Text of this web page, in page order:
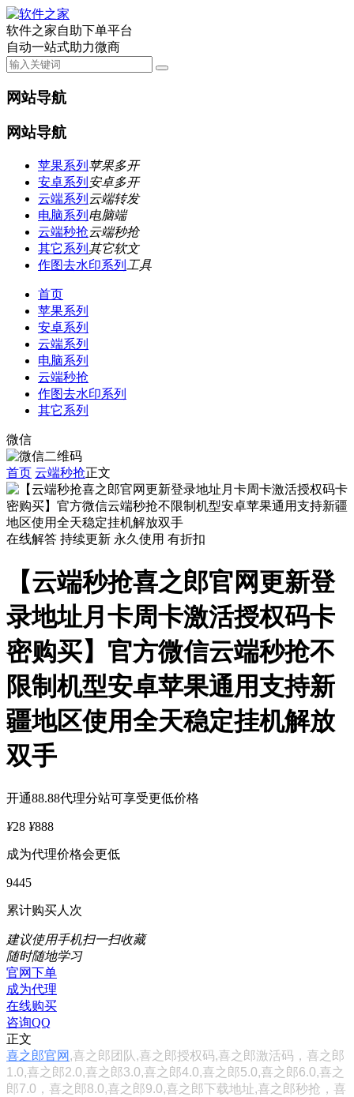
软件之家自助下单平台
自动一站式助力微商
网站导航
网站导航
苹果系列 苹果多开
安卓系列 安卓多开
云端系列 云端转发
电脑系列 电脑端
云端秒抢云端秒抢
其它系列 其它软文
作图去水印系列 工具
首页
苹果系列
安卓系列
云端系列
电脑系列
云端秒抢
作图去水印系列
其它系列
微信
首页 云端秒抢正文
在线解答 持续更新 永久使用 有折扣
【云端秒抢喜之郎官网更新登
录地址月卡周卡激活授权码卡
密购买】官方微信云端秒抢不
限制机型安卓苹果通用支持新
疆地区使用全天稳定挂机解放
双手
开通88.88代理分站可享受更低价格
¥28 ¥888
成为代理价格会更低
9445
累计购买人次
建议使用手机扫一扫收藏
随时随地学习
官网下单
成为代理
在线购买
咨询QQ
正文
喜之郎官网 ,喜之郎团队,喜之郎授权码,喜之郎激活码，喜之郎
1.0,喜之郎2.0,喜之郎3.0,喜之郎4.0,喜之郎5.0,喜之郎6.0,喜之
郎7.0，喜之郎8.0,喜之郎9.0,喜之郎下载地址,喜之郎秒抢，喜